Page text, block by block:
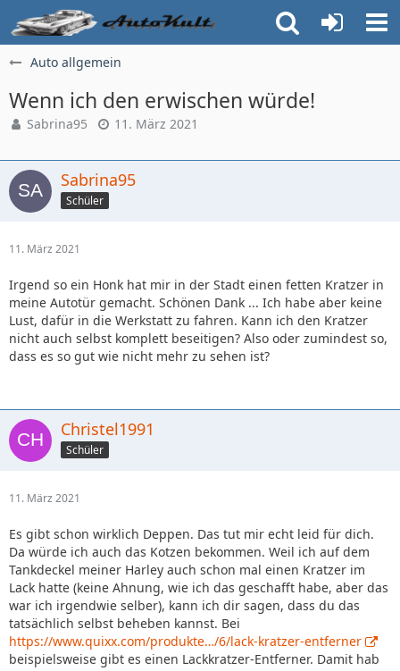
Auto allgemein
Wenn ich den erwischen würde!
Sabrina95 11. März 2021
Sabrina95
Schüler
11. März 2021
Irgend so ein Honk hat mir in der Stadt einen fetten Kratzer in
meine Autotür gemacht. Schönen Dank ... Ich habe aber keine
Lust, dafür in die Werkstatt zu fahren. Kann ich den Kratzer
nicht auch selbst komplett beseitigen? Also oder zumindest so,
dass es so gut wie nicht mehr zu sehen ist?
Christel1991
Schüler
11. März 2021
Es gibt schon wirklich Deppen. Das tut mir echt leid für dich.
Da würde ich auch das Kotzen bekommen. Weil ich auf dem
Tankdeckel meiner Harley auch schon mal einen Kratzer im
Lack hatte (keine Ahnung, wie ich das geschafft habe, aber das
war ich irgendwie selber), kann ich dir sagen, dass du das
tatsächlich selbst beheben kannst. Bei
https://www.quixx.com/produkte…/6/lack-kratzer-entferner
beispielsweise gibt es einen Lackkratzer-Entferner. Damit hab